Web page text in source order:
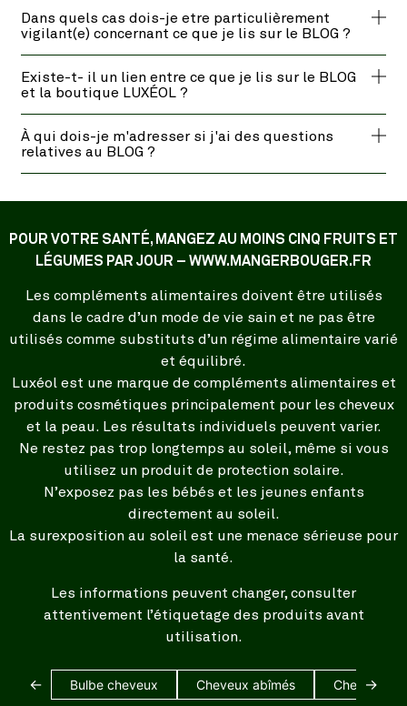
Dans quels cas dois-je etre particulièrement
vigilant(e) concernant ce que je lis sur le BLOG ?
Existe-t- il un lien entre ce que je lis sur le BLOG
et la boutique LUXÉOL ?
À qui dois-je m'adresser si j'ai des questions
relatives au BLOG ?
POUR VOTRE SANTÉ, MANGEZ AU MOINS CINQ FRUITS ET
LÉGUMES PAR JOUR – WWW.MANGERBOUGER.FR
Les compléments alimentaires doivent être utilisés
dans le cadre d’un mode de vie sain et ne pas être
utilisés comme substituts d’un régime alimentaire varié
et équilibré.
Luxéol est une marque de compléments alimentaires et
produits cosmétiques principalement pour les cheveux
et la peau. Les résultats individuels peuvent varier.
Ne restez pas trop longtemps au soleil, même si vous
utilisez un produit de protection solaire.
N’exposez pas les bébés et les jeunes enfants
directement au soleil.
La surexposition au soleil est une menace sérieuse pour
la santé.
Les informations peuvent changer, consulter
attentivement l’étiquetage des produits avant
utilisation.
← Bulbe cheveux Cheveux abîmés Cheveux
→